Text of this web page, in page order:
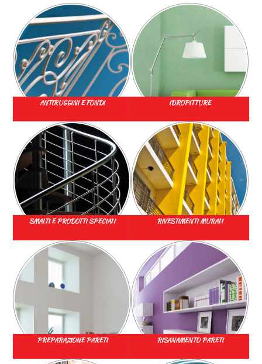
ANTIRUGGINI E FONDI
SMALTI E PRODOTTI SPECIALI
IDROPITTURE
RIVESTIMENTI MURALI
PREPARAZIONE PARETI RISANAMENTO PARETI